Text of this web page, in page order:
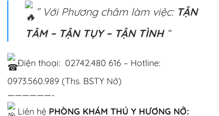
” Với Phương châm làm việc: TẬN
TÂM – TẬN TỤY – TẬN TÌNH“
Điện thoại: 02742.480 616 – Hotline:
0973.560.989 (Ths. BSTY Nở)
——————-
Liên hệ PHÒNG KHÁM THÚ Y HƯƠNG NỞ: